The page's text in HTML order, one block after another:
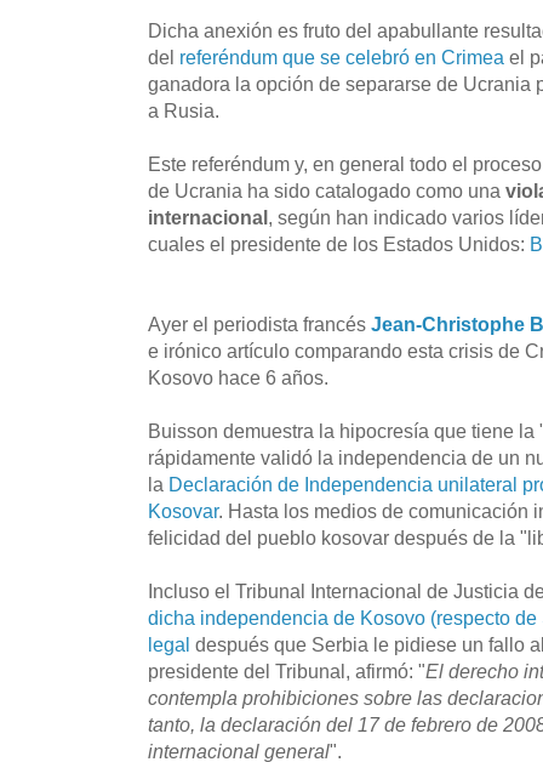
Dicha anexión es fruto del apabullante
del referéndum que se celebró en Crimea el
ganadora la opción de separarse de Ucrania
a Rusia.
Este referéndum y, en general todo el
de Ucrania ha sido catalogado como una
internacional, según han indicado varios
cuales el presidente de los Estados Unidos:
Ayer el periodista francés Jean-Christophe
e irónico artículo comparando esta crisis de
Kosovo hace 6 años.
Buisson demuestra la hipocresía que tiene
rápidamente validó la independencia de un
la Declaración de Independencia unilateral
Kosovar. Hasta los medios de comunicación
felicidad del pueblo kosovar después de la
Incluso el Tribunal Internacional de Justicia
dicha independencia de Kosovo (respecto
legal después que Serbia le pidiese un fallo
presidente del Tribunal, afirmó: "El derecho
contempla prohibiciones sobre las
tanto, la declaración del 17 de febrero de
internacional general".